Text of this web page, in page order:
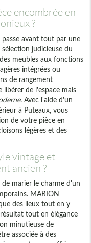
encombrée en
?
avant tout par une
judicieuse du
meubles aux fonctions
intégrées ou
de rangement
de l'espace mais
. Avec l'aide d'un
à Puteaux, vous
de votre pièce en
légères et des
vintage et
ancien ?
marier le charme d'un
MARION
des lieux tout en y
tout en élégance
minutieuse de
associée à des